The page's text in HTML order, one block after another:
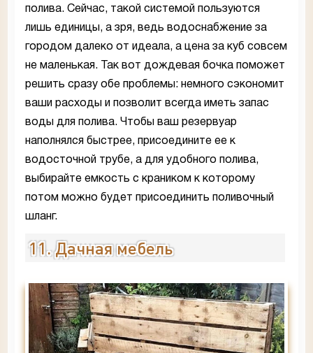
полива. Сейчас, такой системой пользуются
лишь единицы, а зря, ведь водоснабжение за
городом далеко от идеала, а цена за куб совсем
не маленькая. Так вот дождевая бочка поможет
решить сразу обе проблемы: немного сэкономит
ваши расходы и позволит всегда иметь запас
воды для полива. Чтобы ваш резервуар
наполнялся быстрее, присоедините ее к
водосточной трубе, а для удобного полива,
выбирайте емкость с краником к которому
потом можно будет присоединить поливочный
шланг.
11. Дачная мебель